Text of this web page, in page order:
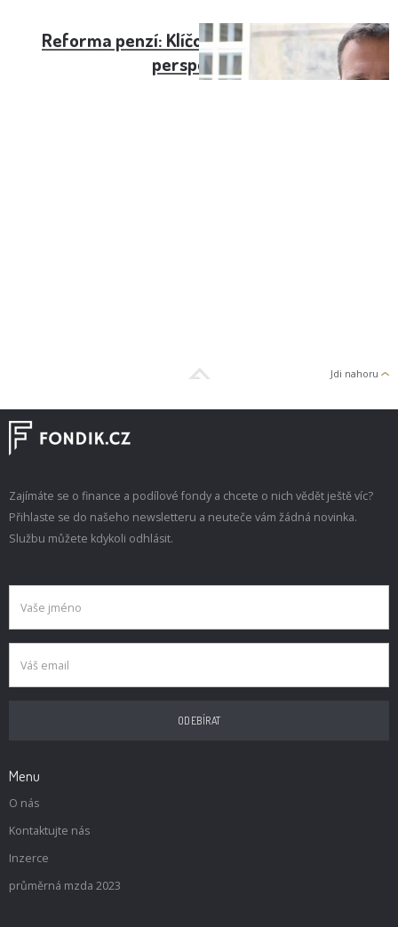
Reforma penzí: Klíčové změny a budoucí
perspektivy
Jdi nahoru
Zajímáte se o finance a podílové fondy a chcete o nich vědět ještě víc?
Přihlaste se do našeho newsletteru a neuteče vám žádná novinka.
Službu můžete kdykoli odhlásit.
Menu
O nás
Kontaktujte nás
Inzerce
průměrná mzda 2023